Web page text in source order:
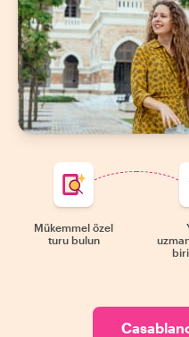
Mükemmel özel
turu bulun